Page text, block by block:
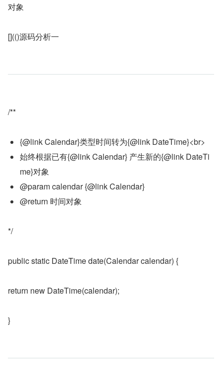
对象
[](()源码分析一
/**
{@link Calendar}类型时间转为{@link DateTime}<br>
始终根据已有{@link Calendar} 产生新的{@link DateTi
me}对象
@param calendar {@link Calendar}
@return 时间对象
*/
public static DateTime date(Calendar calendar) {
return new DateTime(calendar);
}